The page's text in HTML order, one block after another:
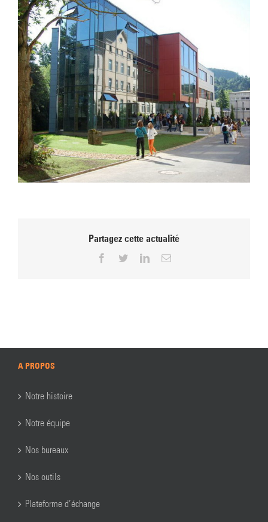
l'image
agrandie
Partagez cette actualité
Facebook
TwitterLinkedInEmail
A PROPOS
Notre histoire
Notre équipe
Nos bureaux
Nos outils
Plateforme d’échange